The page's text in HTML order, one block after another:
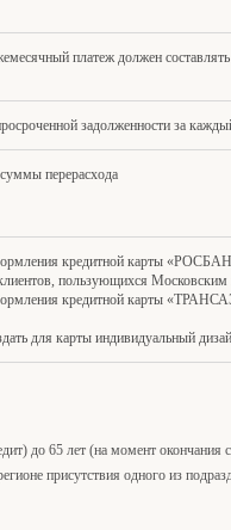
платеж должен
задолженности за
перерасхода
кредитной карты
пользующихся Московским
кредитной карты
для карты индивидуальный
до 65 лет (на момент окончания
присутствия одного из